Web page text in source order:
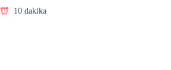
10 dakika